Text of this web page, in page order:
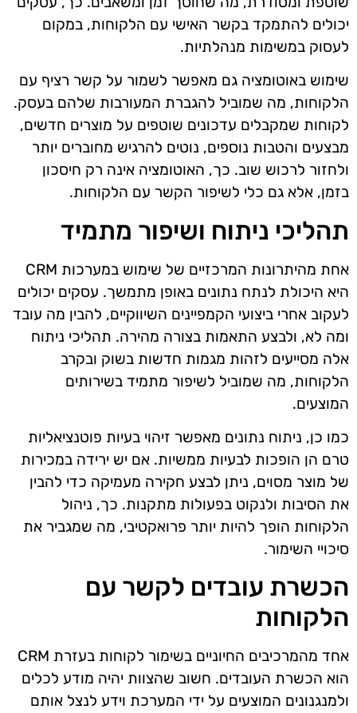
יכולים להתמקד בקשר האישי עם הלקוחות, במקום
לעסוק במשימות מנהלתיות.
שימוש באוטומציה גם מאפשר לשמור על קשר רציף עם
הלקוחות, מה שמוביל להגברת המעורבות שלהם בעסק.
לקוחות שמקבלים עדכונים שוטפים על מוצרים חדשים,
מבצעים והטבות נוספים, נוטים להרגיש מחוברים יותר
ולחזור לרכוש שוב. כך, האוטומציה אינה רק חיסכון
בזמן, אלא גם כלי לשיפור הקשר עם הלקוחות.
תהליכי ניתוח ושיפור מתמיד
אחת מהיתרונות המרכזיים של שימוש במערכות CRM
היא היכולת לנתח נתונים באופן מתמשך. עסקים יכולים
לעקוב אחרי ביצועי הקמפיינים השיווקיים, להבין מה עובד
ומה לא, ולבצע התאמות בצורה מהירה. תהליכי ניתוח
אלה מסייעים לזהות מגמות חדשות בשוק ובקרב
הלקוחות, מה שמוביל לשיפור מתמיד בשירותים
המוצעים.
כמו כן, ניתוח נתונים מאפשר זיהוי בעיות פוטנציאליות
טרם הן הופכות לבעיות ממשיות. אם יש ירידה במכירות
של מוצר מסוים, ניתן לבצע חקירה מעמיקה כדי להבין
את הסיבות ולנקוט בפעולות מתקנות. כך, ניהול
הלקוחות הופך להיות יותר פרואקטיבי, מה שמגביר את
סיכויי השימור.
הכשרת עובדים לקשר עם
הלקוחות
אחד מהמרכיבים החיוניים בשימור לקוחות בעזרת CRM
הוא הכשרת העובדים. חשוב שהצוות יהיה מודע לכלים
ולמנגנונים המוצעים על ידי המערכת וידע לנצל אותם